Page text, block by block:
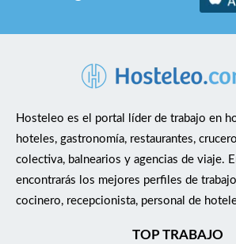
Hosteleo es el portal líder de trabajo en
hoteles, gastronomía, restaurantes,
colectiva, balnearios y agencias de viaje.
encontrarás los mejores perfiles de
cocinero, recepcionista, personal de
TOP TRABAJO